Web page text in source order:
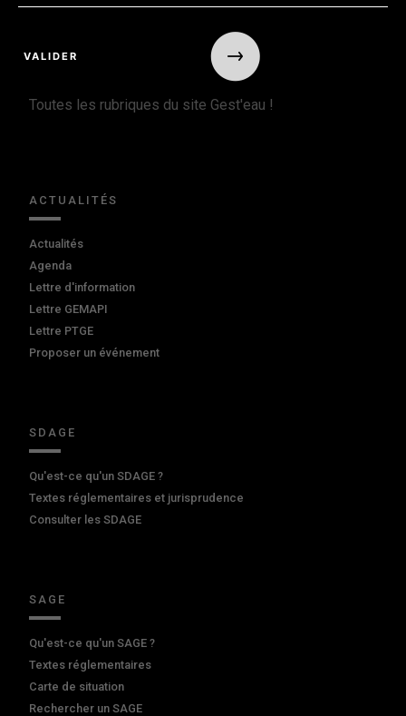
Toutes les rubriques du site Gest'eau !
ACTUALITÉS
Actualités
Agenda
Lettre d'information
Lettre GEMAPI
Lettre PTGE
Proposer un événement
SDAGE
Qu'est-ce qu'un SDAGE ?
Textes réglementaires et jurisprudence
Consulter les SDAGE
SAGE
Qu'est-ce qu'un SAGE ?
Textes réglementaires
Carte de situation
Rechercher un SAGE